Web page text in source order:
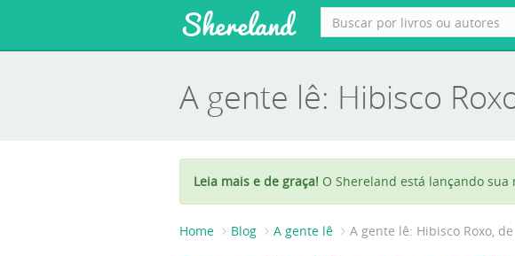
Shereland
A gente lê: Hibisco
Leia mais e de graça! O Shereland está lançando
Home Blog A gente lê A gente lê: Hibisco Roxo,